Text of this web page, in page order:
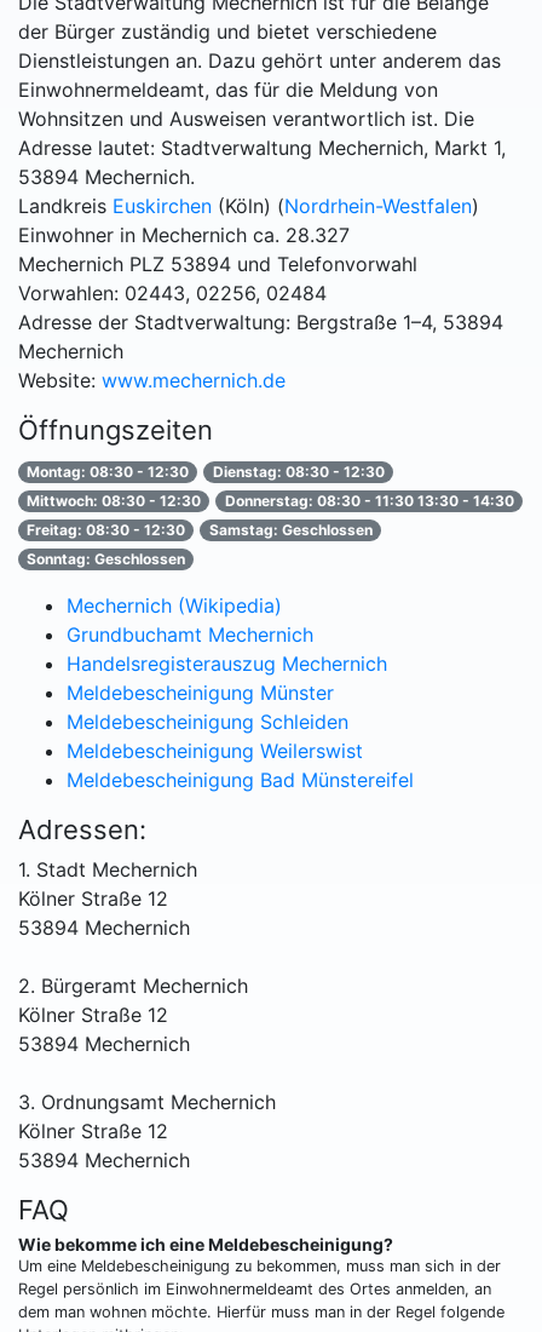
der Bürger zuständig und bietet verschiedene
Dienstleistungen an. Dazu gehört unter anderem das
Einwohnermeldeamt, das für die Meldung von
Wohnsitzen und Ausweisen verantwortlich ist. Die
Adresse lautet: Stadtverwaltung Mechernich, Markt 1,
53894 Mechernich.
Landkreis Euskirchen (Köln) (Nordrhein-Westfalen)
Einwohner in Mechernich ca. 28.327
Mechernich PLZ 53894 und Telefonvorwahl
Vorwahlen: 02443, 02256, 02484
Adresse der Stadtverwaltung: Bergstraße 1–4, 53894
Mechernich
Website: www.mechernich.de
Öffnungszeiten
Montag: 08:30 - 12:30
Dienstag: 08:30 - 12:30
Mittwoch: 08:30 - 12:30
Donnerstag: 08:30 - 11:30 13:30 - 14:30
Freitag: 08:30 - 12:30
Samstag: Geschlossen
Sonntag: Geschlossen
Mechernich (Wikipedia)
Grundbuchamt Mechernich
Handelsregisterauszug Mechernich
Meldebescheinigung Münster
Meldebescheinigung Schleiden
Meldebescheinigung Weilerswist
Meldebescheinigung Bad Münstereifel
Adressen:
1. Stadt Mechernich
Kölner Straße 12
53894 Mechernich
2. Bürgeramt Mechernich
Kölner Straße 12
53894 Mechernich
3. Ordnungsamt Mechernich
Kölner Straße 12
53894 Mechernich
FAQ
Wie bekomme ich eine Meldebescheinigung?
Um eine Meldebescheinigung zu bekommen, muss man sich in der
Regel persönlich im Einwohnermeldeamt des Ortes anmelden, an
dem man wohnen möchte. Hierfür muss man in der Regel folgende